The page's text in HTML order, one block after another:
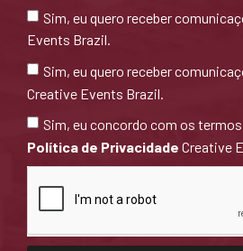
Sim, eu quero receber
Events Brazil.
Sim, eu quero receber
Creative Events Brazil.
Sim, eu concordo com os
Política de Privacidade Creative